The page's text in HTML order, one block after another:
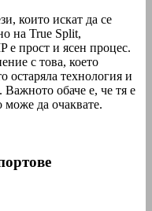
които искат да се
на True Split,
е прост и ясен процес.
с това, което
остаряла технология и
Важното обаче е, че тя е
може да очаквате.